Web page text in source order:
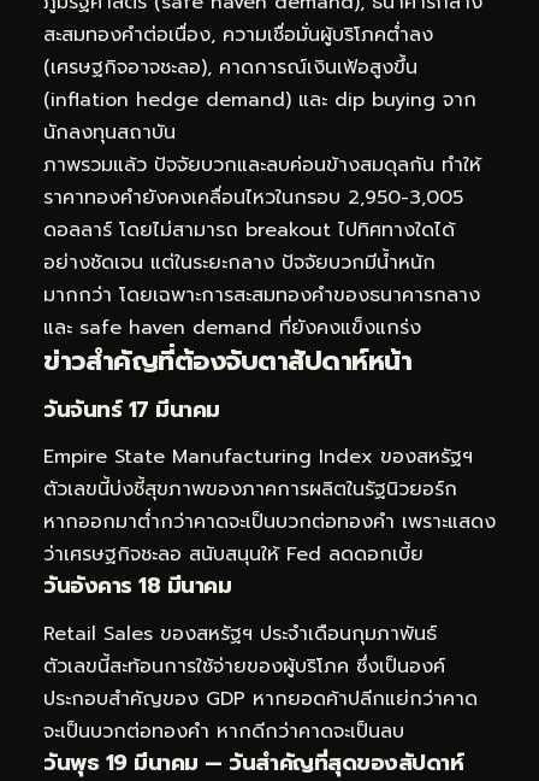
สะสมทองคำต่อเนื่อง, ความเชื่อมั่นผู้บริโภคต่ำลง
(เศรษฐกิจอาจชะลอ), คาดการณ์เงินเฟ้อสูงขึ้น
(inflation hedge demand) และ dip buying จาก
นักลงทุนสถาบัน
ภาพรวมแล้ว ปัจจัยบวกและลบค่อนข้างสมดุลกัน ทำให้
ราคาทองคำยังคงเคลื่อนไหวในกรอบ 2,950-3,005
ดอลลาร์ โดยไม่สามารถ breakout ไปทิศทางใดได้
อย่างชัดเจน แต่ในระยะกลาง ปัจจัยบวกมีน้ำหนัก
มากกว่า โดยเฉพาะการสะสมทองคำของธนาคารกลาง
และ safe haven demand ที่ยังคงแข็งแกร่ง
ข่าวสำคัญที่ต้องจับตาสัปดาห์หน้า
วันจันทร์ 17 มีนาคม
Empire State Manufacturing Index ของสหรัฐฯ
ตัวเลขนี้บ่งชี้สุขภาพของภาคการผลิตในรัฐนิวยอร์ก
หากออกมาต่ำกว่าคาดจะเป็นบวกต่อทองคำ เพราะแสดง
ว่าเศรษฐกิจชะลอ สนับสนุนให้ Fed ลดดอกเบี้ย
วันอังคาร 18 มีนาคม
Retail Sales ของสหรัฐฯ ประจำเดือนกุมภาพันธ์
ตัวเลขนี้สะท้อนการใช้จ่ายของผู้บริโภค ซึ่งเป็นองค์
ประกอบสำคัญของ GDP หากยอดค้าปลีกแย่กว่าคาด
จะเป็นบวกต่อทองคำ หากดีกว่าคาดจะเป็นลบ
วันพุธ 19 มีนาคม — วันสำคัญที่สุดของสัปดาห์